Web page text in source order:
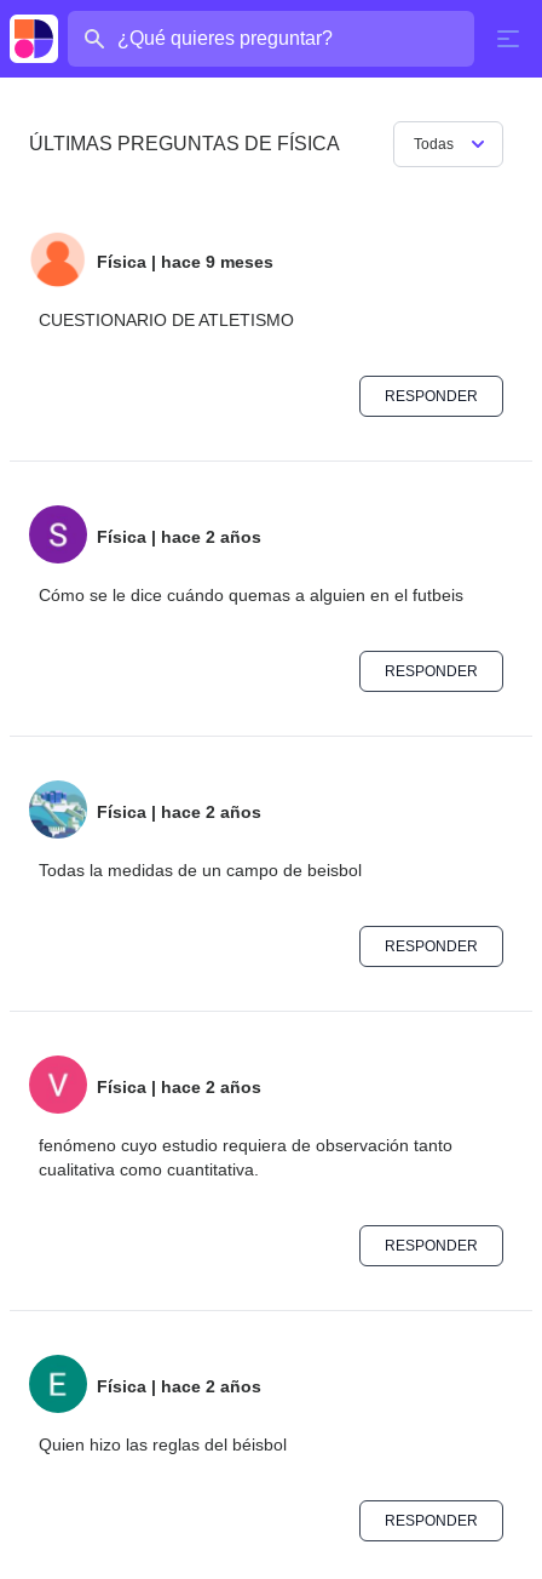
ÚLTIMAS PREGUNTAS DE FÍSICA Todas
Física | hace 9 meses
CUESTIONARIO DE ATLETISMO
RESPONDER
Física | hace 2 años
Cómo se le dice cuándo quemas a alguien en el futbeis
RESPONDER
Física | hace 2 años
Todas la medidas de un campo de beisbol
RESPONDER
Física | hace 2 años
fenómeno cuyo estudio requiera de observación tanto
cualitativa como cuantitativa.
RESPONDER
Física | hace 2 años
Quien hizo las reglas del béisbol
RESPONDER